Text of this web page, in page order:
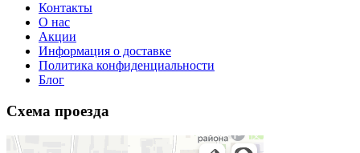
Контакты
O нас
Акции
Информация о доставке
Политика конфиденциальности
Блог
Схема проезда